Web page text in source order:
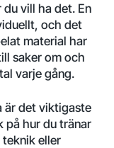
vill ha det. En
och det
material har
saker om och
varje gång.
är det viktigaste
på hur du tränar
eller